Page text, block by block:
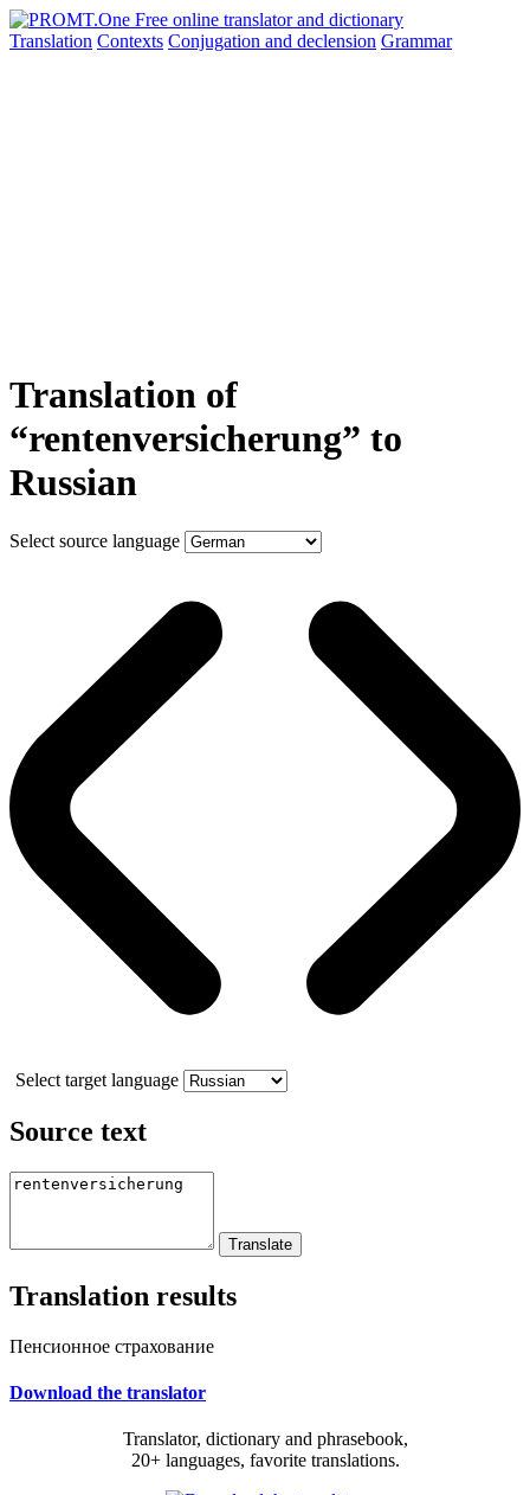
Translation Contexts Conjugation and declension Grammar
Translation of
“rentenversicherung” to
Russian
Select source language
Select target language
Source text
Translation results
Пенсионное страхование
Download the translator
Translator, dictionary and phrasebook,
20+ languages, favorite translations.